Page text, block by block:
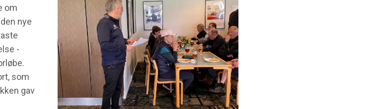
om
nye
-
som
gav